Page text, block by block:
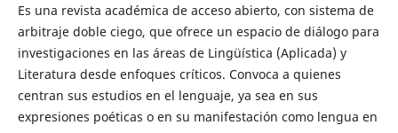
Es una revista académica de acceso abierto, con sistema de
arbitraje doble ciego, que ofrece un espacio de diálogo para
investigaciones en las áreas de Lingüística (Aplicada) y
Literatura desde enfoques críticos. Convoca a quienes
centran sus estudios en el lenguaje, ya sea en sus
expresiones poéticas o en su manifestación como lengua en